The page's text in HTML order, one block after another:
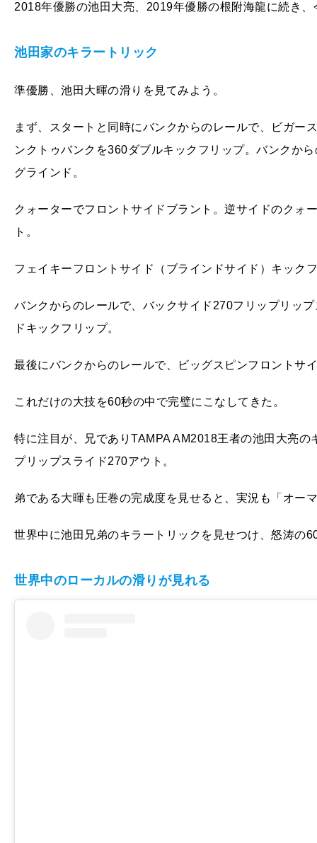
2018年優勝の池田大亮、2019年優勝の根附海龍に続き
池田家のキラートリック
準優勝、池田大暉の滑りを見てみよう。
まず、スタートと同時にバンクからのレールで、ビガー
ンクトゥバンクを360ダブルキックフリップ。バンクか
グラインド。
クォーターでフロントサイドブラント。逆サイドのクォ
ト。
フェイキーフロントサイド（ブラインドサイド）キック
バンクからのレールで、バックサイド270フリップリッ
ドキックフリップ。
最後にバンクからのレールで、ビッグスピンフロントサ
これだけの大技を60秒の中で完璧にこなしてきた。
特に注目が、兄でありTAMPA AM2018王者の池田大亮
プリップスライド270アウト。
弟である大暉も圧巻の完成度を見せると、実況も「オー
世界中に池田兄弟のキラートリックを見せつけ、怒涛の
世界中のローカルの滑りが見れる